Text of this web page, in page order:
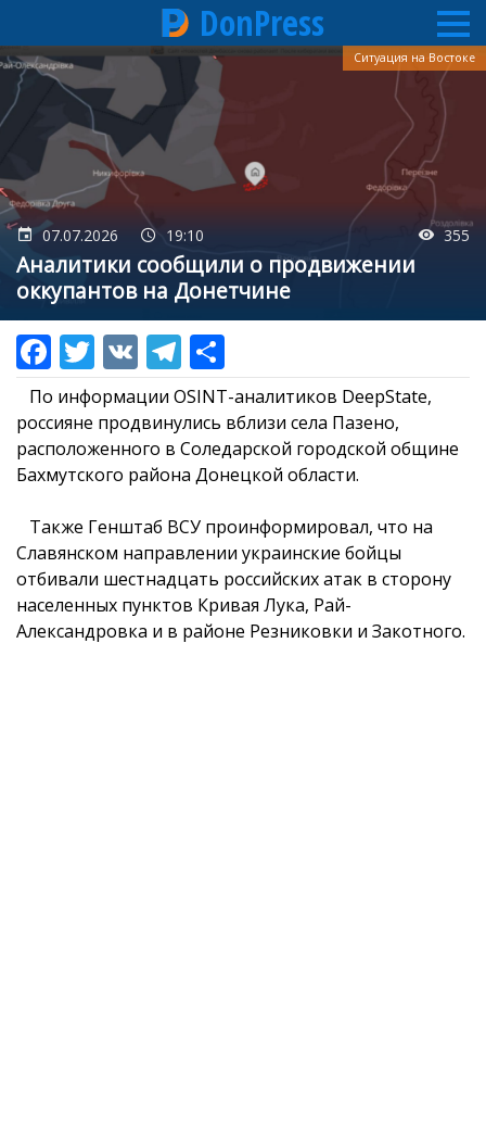
Перейти
основному
содержанию
DonPress
07.07.2026 19:10 355
Аналитики сообщили о продвижении
оккупантов на Донетчине
Ситуация на Востоке
По информации OSINT-аналитиков DeepState,
россияне продвинулись вблизи села Пазено,
расположенного в Соледарской городской общине
Бахмутского района Донецкой области.
Также Генштаб ВСУ проинформировал, что на
Славянском направлении украинские бойцы
отбивали шестнадцать российских атак в сторону
населенных пунктов Кривая Лука, Рай-
Александровка и в районе Резниковки и Закотного.